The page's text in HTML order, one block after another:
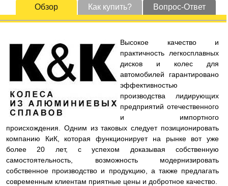
Обзор Как купить? Вопрос-Ответ
Высокое качество и
практичность легкосплавных
дисков и колес для
автомобилей гарантировано
эффективностью
производства лидирующих
предприятий отечественного
и импортного
происхождения. Одним из таковых следует позиционировать
компанию КиК, которая функционирует на рынке вот уже
более 20 лет, с успехом доказывая собственную
самостоятельность, возможность модернизировать
собственное производство и продукцию, а также предлагать
современным клиентам приятные цены и добротное качество.